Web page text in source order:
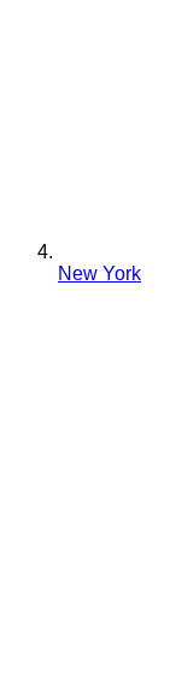
New York